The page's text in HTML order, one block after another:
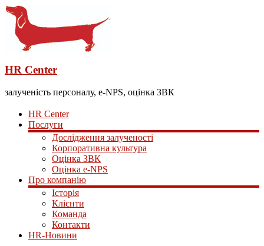
HR Center
залученість персоналу, e-NPS, оцінка ЗВК
HR Center
Послуги
Дослідження залученості
Корпоративна культура
Оцінка ЗВК
Оцінка e-NPS
Про компанію
Історія
Клієнти
Команда
Контакти
HR-Новини